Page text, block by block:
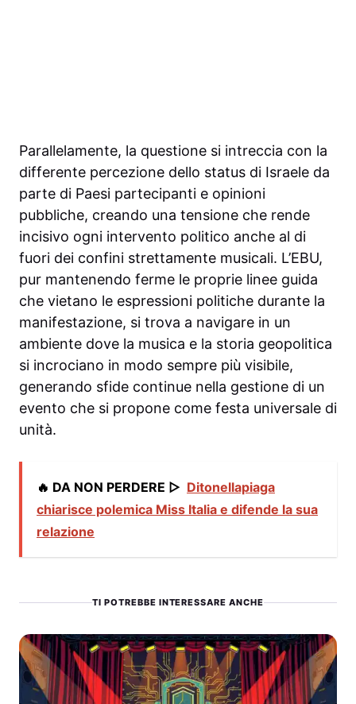
Parallelamente, la questione si intreccia con la
differente percezione dello status di Israele da
parte di Paesi partecipanti e opinioni
pubbliche, creando una tensione che rende
incisivo ogni intervento politico anche al di
fuori dei confini strettamente musicali. L’EBU,
pur mantenendo ferme le proprie linee guida
che vietano le espressioni politiche durante la
manifestazione, si trova a navigare in un
ambiente dove la musica e la storia geopolitica
si incrociano in modo sempre più visibile,
generando sfide continue nella gestione di un
evento che si propone come festa universale di
unità.
🔥 DA NON PERDERE ▷ Ditonellapiaga
chiarisce polemica Miss Italia e difende la sua
relazione
TI POTREBBE INTERESSARE ANCHE